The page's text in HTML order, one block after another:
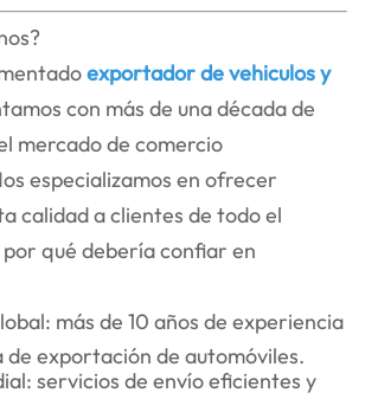
exportador de vehiculos y
con más de una década de
mercado de comercio
especializamos en ofrecer
calidad a clientes de todo el
qué debería confiar en
más de 10 años de experiencia
de exportación de automóviles.
servicios de envío eficientes y